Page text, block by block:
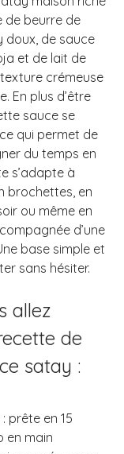
de beurre de
doux, de sauce
et de lait de
crémeuse
En plus d’être
sauce se
qui permet de
du temps en
s’adapte à
brochettes, en
ou même en
d’une
base simple et
sans hésiter.
allez
de
satay :
prête en 15
en main